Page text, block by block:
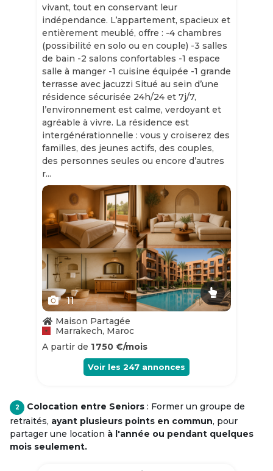
vivant, tout en conservant leur
indépendance. L’appartement, spacieux et
entièrement meublé, offre : -4 chambres
(possibilité en solo ou en couple) -3 salles
de bain -2 salons confortables -1 espace
salle à manger -1 cuisine équipée -1 grande
terrasse avec jacuzzi Situé au sein d’une
résidence sécurisée 24h/24 et 7j/7,
l’environnement est calme, verdoyant et
agréable à vivre. La résidence est
intergénérationnelle : vous y croiserez des
familles, des jeunes actifs, des couples,
des personnes seules ou encore d’autres
r...
Slide 1 of 11
11
Maison Partagée
Marrakech, Maroc
A partir de 1 750 €/mois
Voir les 247 annonces
2 Colocation entre Seniors : Former un groupe de
retraités, ayant plusieurs points en commun, pour
partager une location à l'année ou pendant quelques
mois seulement.